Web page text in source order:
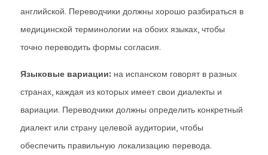
английской. Переводчики должны хорошо разбираться в
медицинской терминологии на обоих языках, чтобы
точно переводить формы согласия.
Языковые вариации: на испанском говорят в разных
странах, каждая из которых имеет свои диалекты и
вариации. Переводчики должны определить конкретный
диалект или страну целевой аудитории, чтобы
обеспечить правильную локализацию перевода.